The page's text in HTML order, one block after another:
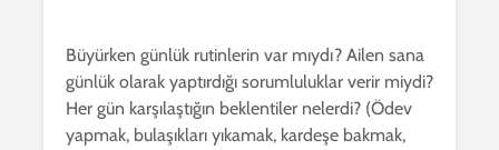
Büyürken günlük rutinlerin var mıydı? Ailen sana
günlük olarak yaptırdığı sorumluluklar verir miydi?
Her gün karşılaştığın beklentiler nelerdi? (Ödev
yapmak, bulaşıkları yıkamak, kardeşe bakmak,